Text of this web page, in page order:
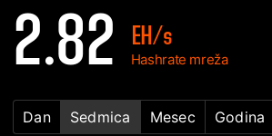
2.82 EH/s
Hashrate mreža
Dan Sedmica Mesec Godina